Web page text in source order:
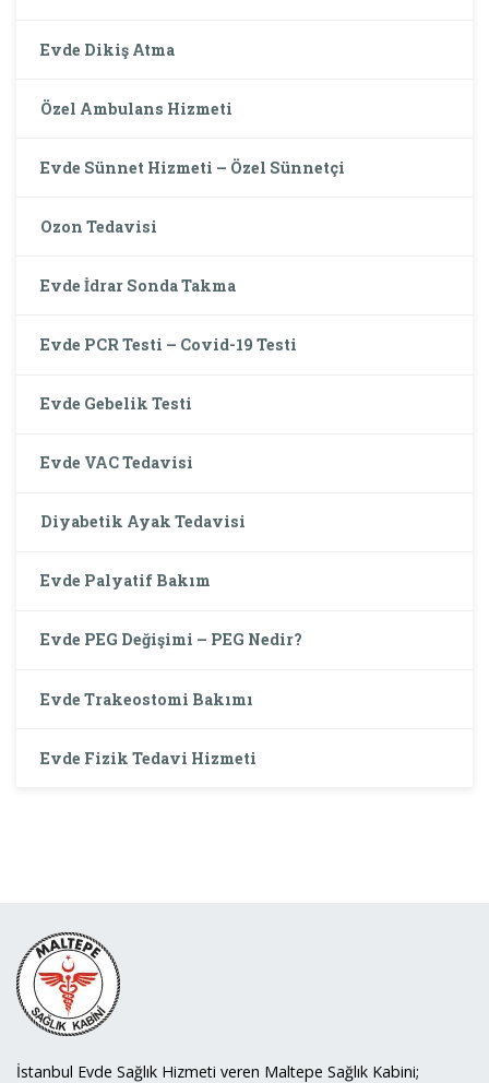
Evde Dikiş Atma
Özel Ambulans Hizmeti
Evde Sünnet Hizmeti – Özel Sünnetçi
Ozon Tedavisi
Evde İdrar Sonda Takma
Evde PCR Testi – Covid-19 Testi
Evde Gebelik Testi
Evde VAC Tedavisi
Diyabetik Ayak Tedavisi
Evde Palyatif Bakım
Evde PEG Değişimi – PEG Nedir?
Evde Trakeostomi Bakımı
Evde Fizik Tedavi Hizmeti
İstanbul Evde Sağlık Hizmeti veren Maltepe Sağlık Kabini;